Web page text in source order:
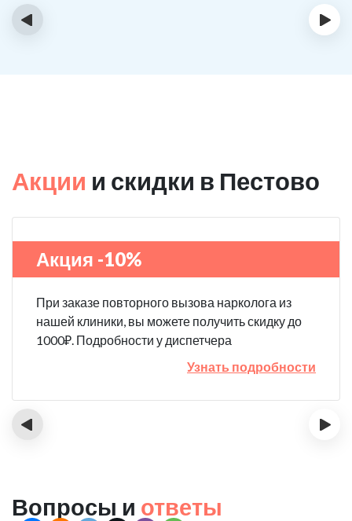
‹ ›
Акции и скидки в Пестово
Акция -10%
При заказе повторного вызова нарколога из
нашей клиники, вы можете получить скидку до
1000₽. Подробности у диспетчера
Узнать подробности
‹ ›
Вопросы и ответы